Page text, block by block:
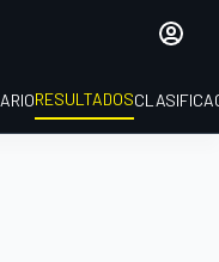
RESULTADOS